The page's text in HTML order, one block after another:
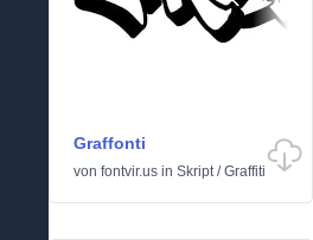
Graffonti
von fontvir.us in Skript/Graffiti